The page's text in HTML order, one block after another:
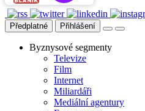
Předplatné Přihlášení
Byznysové segmenty
Televize
Film
Internet
Miliardáři
Mediální agentury